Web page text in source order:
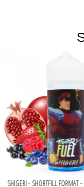
SHIGERI -
x